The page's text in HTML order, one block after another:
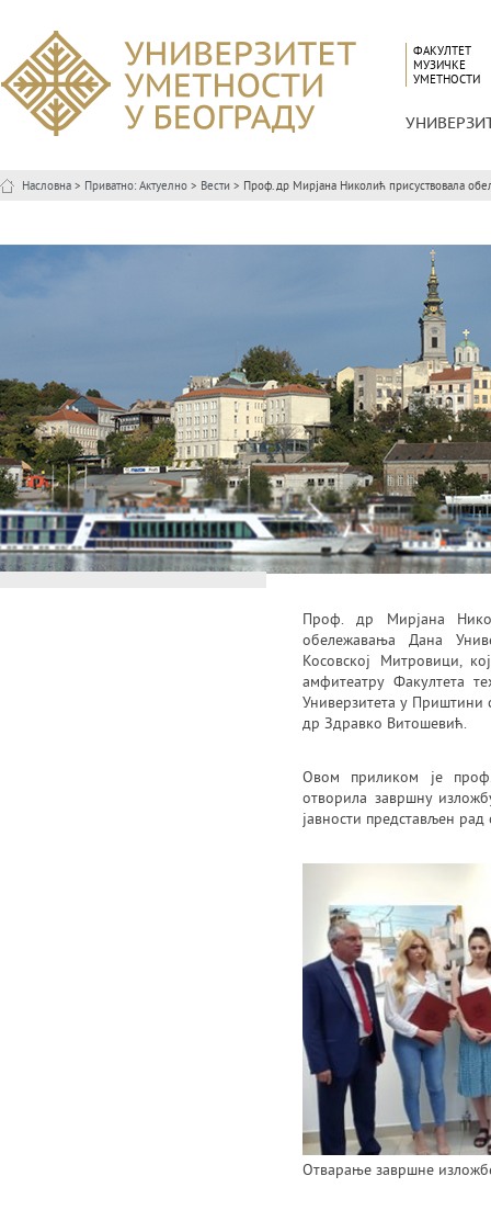
ФАКУЛТЕТ
МУЗИЧКЕ
УМЕТНОСТИ
Насловна > Приватно: Актуелно > Вести > Проф. др Мирјана Николић присуствовала
Проф. др Мирјана
обележавања Дана
Косовској Митровици,
амфитеатру Факултета
Универзитета у
др Здравко Витошевић.
Овом приликом је
отворила завршну
јавности представљен
Отварање завршне